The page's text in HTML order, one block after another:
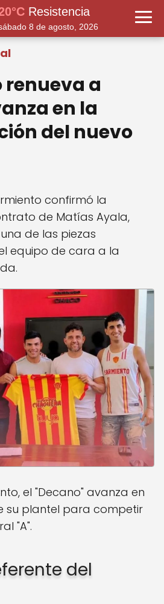
Resistencia
8 de agosto, 2026
a
en la
del nuevo
confirmó la
de Matías Ayala,
de las piezas
equipo de cara a la
el "Decano" avanza en
su plantel para competir
"A".
del